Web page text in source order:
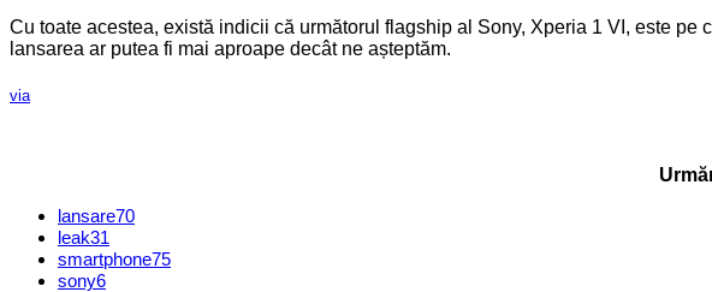
Cu toate acestea, există indicii că următorul flagship al Sony, Xperia 1 VI, este
lansarea ar putea fi mai aproape decât ne așteptăm.
via
lansare70
leak31
smartphone75
sony6